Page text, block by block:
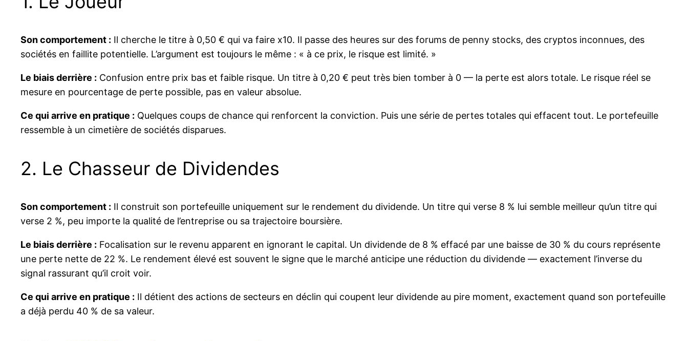
Son comportement : Il cherche le titre à 0,50 € qui va faire x10. Il passe des heures sur des forums de penny stocks, des cryptos inconnues, des
sociétés en faillite potentielle. L’argument est toujours le même : « à ce prix, le risque est limité. »
Le biais derrière : Confusion entre prix bas et faible risque. Un titre à 0,20 € peut très bien tomber à 0 — la perte est alors totale. Le risque réel se
mesure en pourcentage de perte possible, pas en valeur absolue.
Ce qui arrive en pratique : Quelques coups de chance qui renforcent la conviction. Puis une série de pertes totales qui effacent tout. Le portefeuille
ressemble à un cimetière de sociétés disparues.
2. Le Chasseur de Dividendes
Son comportement : Il construit son portefeuille uniquement sur le rendement du dividende. Un titre qui verse 8 % lui semble meilleur qu’un titre qui
verse 2 %, peu importe la qualité de l’entreprise ou sa trajectoire boursière.
Le biais derrière : Focalisation sur le revenu apparent en ignorant le capital. Un dividende de 8 % effacé par une baisse de 30 % du cours représente
une perte nette de 22 %. Le rendement élevé est souvent le signe que le marché anticipe une réduction du dividende — exactement l’inverse du
signal rassurant qu’il croit voir.
Ce qui arrive en pratique : Il détient des actions de secteurs en déclin qui coupent leur dividende au pire moment, exactement quand son portefeuille
a déjà perdu 40 % de sa valeur.